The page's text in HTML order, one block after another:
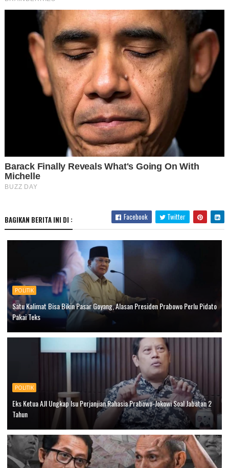
BAGIKAN BERITA INI DI : Facebook Twitter
POLITIK
Satu Kalimat Bisa Bikin Pasar Goyang, Alasan Presiden Prabowo Perlu Pidato
Pakai Teks
POLITIK
Eks Ketua AJI Ungkap Isu Perjanjian Rahasia Prabowo-Jokowi Soal Jabatan 2
Tahun